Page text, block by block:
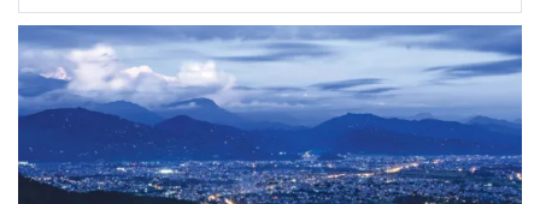
खेलकुद
स्वास्थ्य/
जिबनशैली